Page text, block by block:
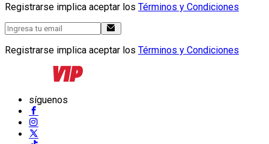
Registrarse implica aceptar los Términos y Condiciones
Registrarse implica aceptar los Términos y Condiciones
síguenos